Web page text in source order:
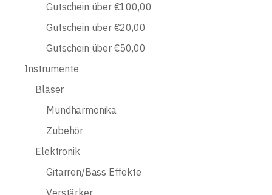
Gutschein über €100,00
Gutschein über €20,00
Gutschein über €50,00
Instrumente
Bläser
Mundharmonika
Zubehör
Elektronik
Gitarren/Bass Effekte